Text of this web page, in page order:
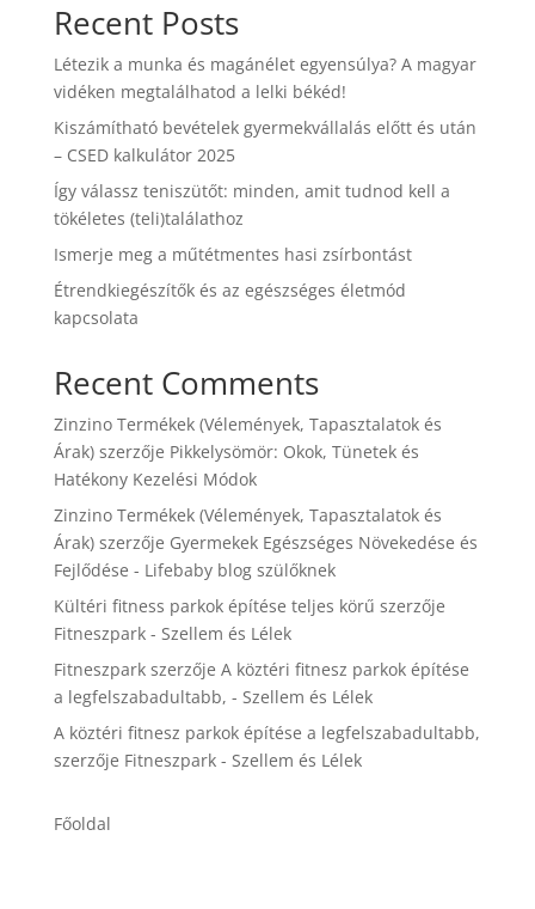
Recent Posts
Létezik a munka és magánélet egyensúlya? A magyar
vidéken megtalálhatod a lelki békéd!
Kiszámítható bevételek gyermekvállalás előtt és után
– CSED kalkulátor 2025
Így válassz teniszütőt: minden, amit tudnod kell a
tökéletes (teli)találathoz
Ismerje meg a műtétmentes hasi zsírbontást
Étrendkiegészítők és az egészséges életmód
kapcsolata
Recent Comments
Zinzino Termékek (Vélemények, Tapasztalatok és
Árak)szerzője Pikkelysömör: Okok, Tünetek és
Hatékony Kezelési Módok
Zinzino Termékek (Vélemények, Tapasztalatok és
Árak)szerzője Gyermekek Egészséges Növekedése és
Fejlődése - Lifebaby blog szülőknek
Kültéri fitness parkok építése teljes körű szerzője
Fitneszpark - Szellem és Lélek
Fitneszparkszerzője A köztéri fitnesz parkok építése
a legfelszabadultabb, - Szellem és Lélek
A köztéri fitnesz parkok építése a legfelszabadultabb,
szerzője Fitneszpark - Szellem és Lélek
Főoldal